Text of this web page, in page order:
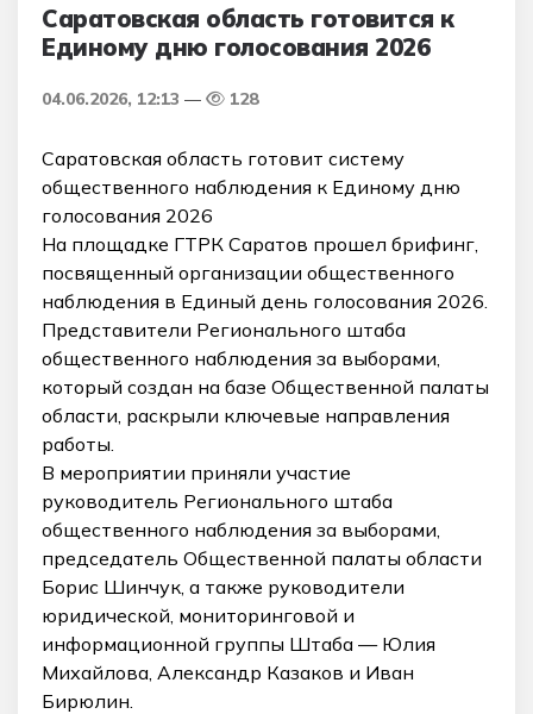
Саратовская область готовится к
Единому дню голосования 2026
04.06.2026, 12:13 128
Саратовская область готовит систему
общественного наблюдения к Единому дню
голосования 2026
На площадке ГТРК Саратов прошел брифинг,
посвященный организации общественного
наблюдения в Единый день голосования 2026.
Представители Регионального штаба
общественного наблюдения за выборами,
который создан на базе Общественной палаты
области, раскрыли ключевые направления
работы.
В мероприятии приняли участие
руководитель Регионального штаба
общественного наблюдения за выборами,
председатель Общественной палаты области
Борис Шинчук, а также руководители
юридической, мониторинговой и
информационной группы Штаба — Юлия
Михайлова, Александр Казаков и Иван
Бирюлин.